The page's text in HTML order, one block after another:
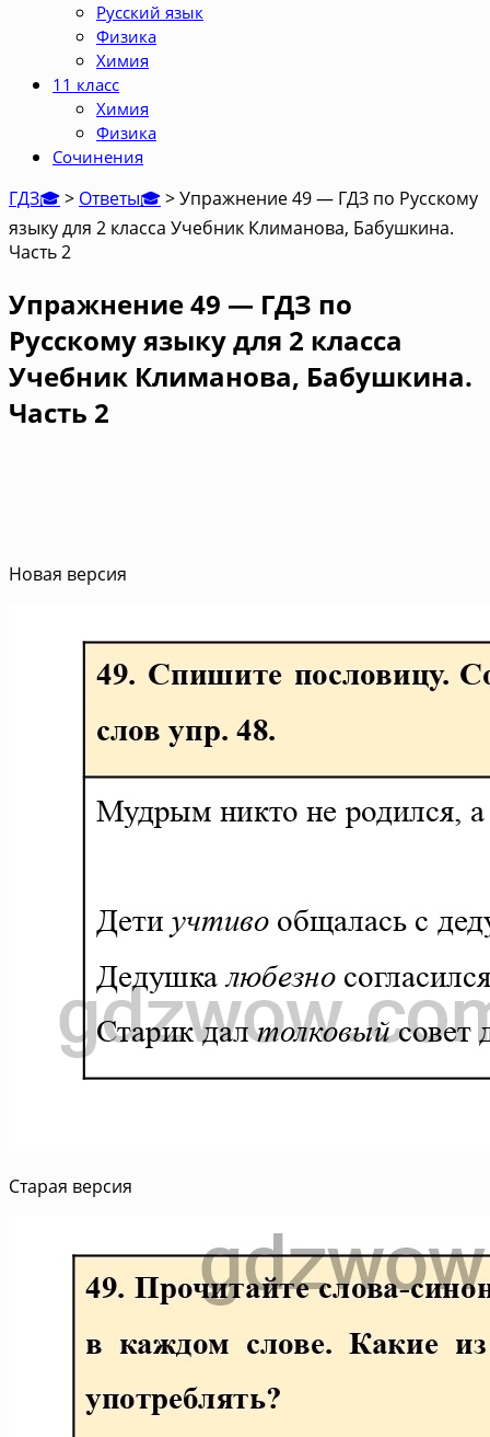
Русский язык
Физика
Химия
11 класс
Химия
Физика
Сочинения
ГДЗ🎓> Ответы🎓>Упражнение 49 — ГДЗ по Русскому
языку для 2 класса Учебник Климанова, Бабушкина.
Часть 2
Упражнение 49 — ГДЗ по
Русскому языку для 2 класса
Учебник Климанова, Бабушкина.
Часть 2
Новая версия
Старая версия